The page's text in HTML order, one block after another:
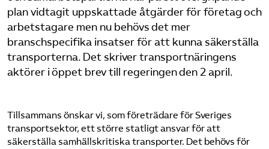
plan vidtagit uppskattade åtgärder för företag och
arbetstagare men nu behövs det mer
branschspecifika insatser för att kunna säkerställa
transporterna. Det skriver transportnäringens
aktörer i öppet brev till regeringen den 2 april.
Tillsammans önskar vi, som företrädare för Sveriges
transportsektor, ett större statligt ansvar för att
säkerställa samhällskritiska transporter. Det behövs för